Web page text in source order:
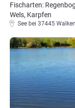
Fischarten:
Wels, Karpfen
See bei 37445